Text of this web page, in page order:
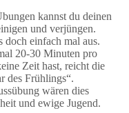
kannst du deinen
und verjüngen.
doch einfach mal aus.
20-30 Minuten pro
Zeit hast, reicht die
des Frühlings“.
wären dies
und ewige Jugend.